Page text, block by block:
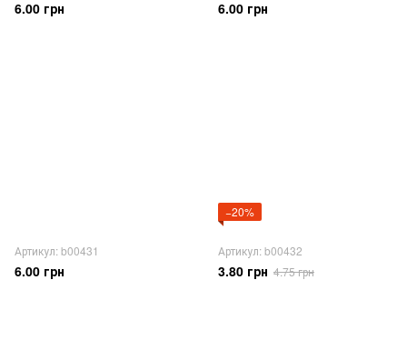
6.00 грн 6.00 грн
Артикул: b00431
6.00 грн
−20%
Артикул: b00432
3.80 грн 4.75 грн